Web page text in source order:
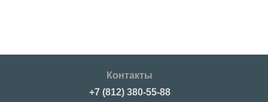
Контакты
+7 (812) 380-55-88